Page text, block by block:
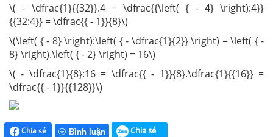
\( - \dfrac{1}{{32}}.4 = \dfrac{{\left( { - 4} \right):4}}
{{32:4}} = \dfrac{{ - 1}}{8}\)
\(\left( { - 8} \right):\left( { - \dfrac{1}{2}} \right) = \left( { -
8} \right).\left( { - 2} \right) = 16\)
\( - \dfrac{1}{8}:16 = \dfrac{{ - 1}}{8}.\dfrac{1}{{16}} =
\dfrac{{ - 1}}{{128}}\)
Chia sẻ Bình luận Chia sẻ